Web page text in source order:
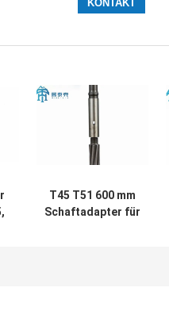
T45 T51 600 mm
Schaftadapter für